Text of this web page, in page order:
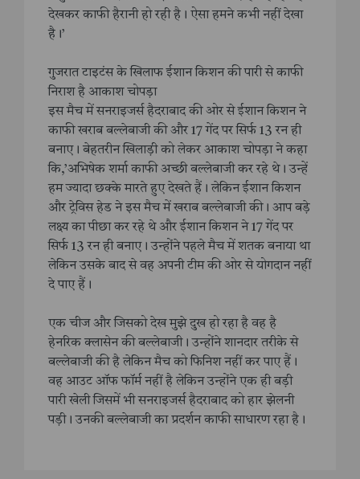
देखकर काफी हैरानी हो रही है। ऐसा हमने कभी नहीं देखा
है।’
गुजरात टाइटंस के खिलाफ ईशान किशन की पारी से काफी
निराश है आकाश चोपड़ा
इस मैच में सनराइजर्स हैदराबाद की ओर से ईशान किशन ने
काफी खराब बल्लेबाजी की और 17 गेंद पर सिर्फ 13 रन ही
बनाए। बेहतरीन खिलाड़ी को लेकर आकाश चोपड़ा ने कहा
कि,’अभिषेक शर्मा काफी अच्छी बल्लेबाजी कर रहे थे। उन्हें
हम ज्यादा छक्के मारते हुए देखते हैं। लेकिन ईशान किशन
और ट्रेविस हेड ने इस मैच में खराब बल्लेबाजी की। आप बड़े
लक्ष्य का पीछा कर रहे थे और ईशान किशन ने 17 गेंद पर
सिर्फ 13 रन ही बनाए। उन्होंने पहले मैच में शतक बनाया था
लेकिन उसके बाद से वह अपनी टीम की ओर से योगदान नहीं
दे पाए हैं।
एक चीज और जिसको देख मुझे दुख हो रहा है वह है
हेनरिक क्लासेन की बल्लेबाजी। उन्होंने शानदार तरीके से
बल्लेबाजी की है लेकिन मैच को फिनिश नहीं कर पाए हैं।
वह आउट ऑफ फॉर्म नहीं है लेकिन उन्होंने एक ही बड़ी
पारी खेली जिसमें भी सनराइजर्स हैदराबाद को हार झेलनी
पड़ी। उनकी बल्लेबाजी का प्रदर्शन काफी साधारण रहा है।